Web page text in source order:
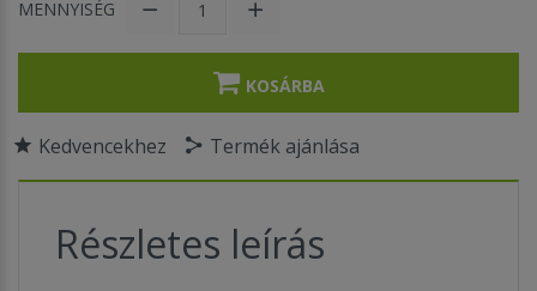
MENNYISÉG
KOSÁRBA
Kedvencekhez Termék ajánlása
Részletes leírás